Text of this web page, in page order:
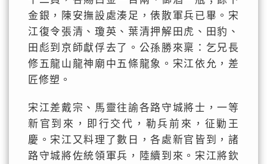
金銀，陳安撫設處湊足，俵散軍兵已畢。宋
江復令張清、瓊英、葉清押解田虎、田豹、
田彪到京師獻俘去了。公孫勝來稟：乞兄長
修五龍山龍神廟中五條龍象。宋江依允，差
匠修塑。
宋江差戴宗、馬靈往諭各路守城將士，一等
新官到來，即行交代，勒兵前來，征勦王
慶。宋江又料理了數日，各處新官皆到，諸
路守城將佐統領軍兵，陸續到來。宋江將欽